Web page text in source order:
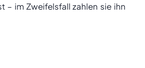
im Zweifelsfall zahlen sie ihn